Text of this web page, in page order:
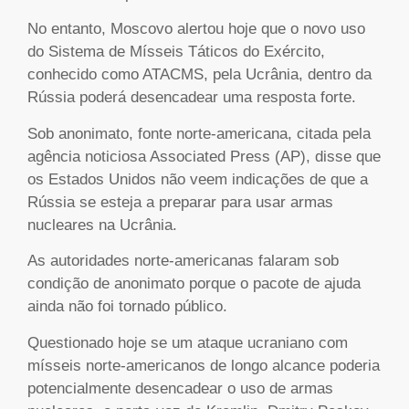
No entanto, Moscovo alertou hoje que o novo uso
do Sistema de Mísseis Táticos do Exército,
conhecido como ATACMS, pela Ucrânia, dentro da
Rússia poderá desencadear uma resposta forte.
Sob anonimato, fonte norte-americana, citada pela
agência noticiosa Associated Press (AP), disse que
os Estados Unidos não veem indicações de que a
Rússia se esteja a preparar para usar armas
nucleares na Ucrânia.
As autoridades norte-americanas falaram sob
condição de anonimato porque o pacote de ajuda
ainda não foi tornado público.
Questionado hoje se um ataque ucraniano com
mísseis norte-americanos de longo alcance poderia
potencialmente desencadear o uso de armas